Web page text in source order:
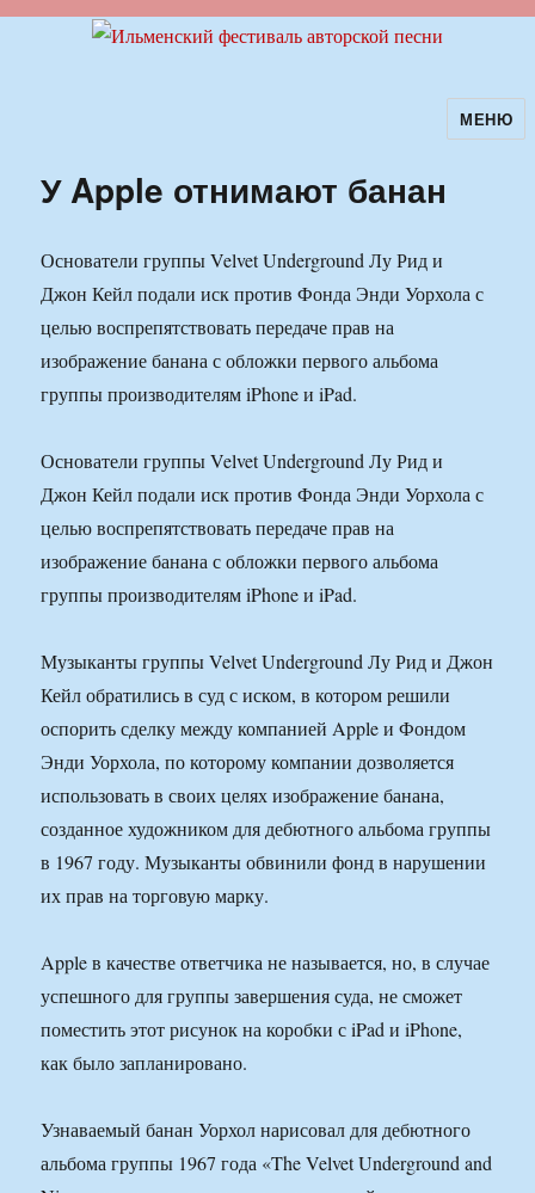
Ильменский фестиваль авторской
песни
МЕНЮ
У Apple отнимают банан
Основатели группы Velvet Underground Лу Рид и
Джон Кейл подали иск против Фонда Энди Уорхола с
целью воспрепятствовать передаче прав на
изображение банана с обложки первого альбома
группы производителям iPhone и iPad.
Основатели группы Velvet Underground Лу Рид и
Джон Кейл подали иск против Фонда Энди Уорхола с
целью воспрепятствовать передаче прав на
изображение банана с обложки первого альбома
группы производителям iPhone и iPad.
Музыканты группы Velvet Underground Лу Рид и Джон
Кейл обратились в суд с иском, в котором решили
оспорить сделку между компанией Apple и Фондом
Энди Уорхола, по которому компании дозволяется
использовать в своих целях изображение банана,
созданное художником для дебютного альбома группы
в 1967 году. Музыканты обвинили фонд в нарушении
их прав на торговую марку.
Apple в качестве ответчика не называется, но, в случае
успешного для группы завершения суда, не сможет
поместить этот рисунок на коробки с iPad и iPhone,
как было запланировано.
Узнаваемый банан Уорхол нарисовал для дебютного
альбома группы 1967 года «The Velvet Underground and